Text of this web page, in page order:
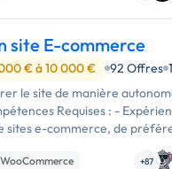
site E-commerce
€ à 10 000 € 92 Offres
le site de manière
Requises : -
sites e-commerce, de
WooCommerce,
WooCommerce
+87